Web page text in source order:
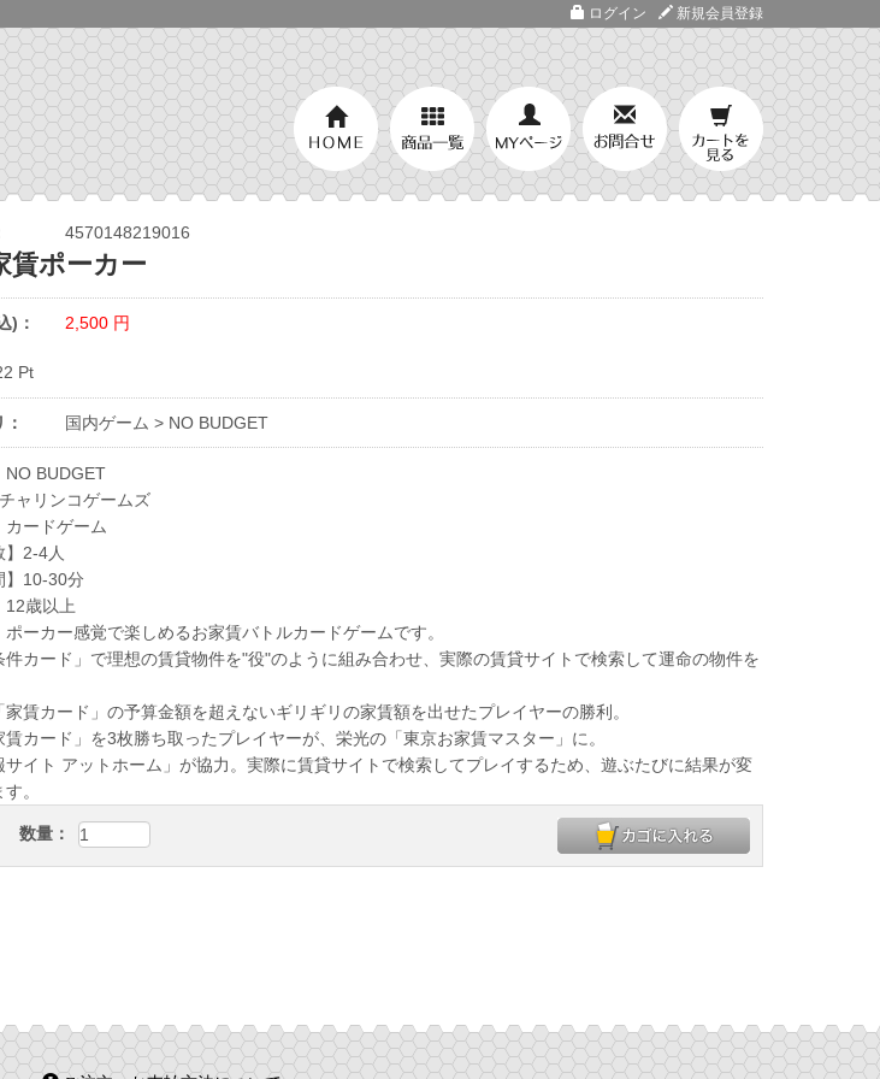
ログイン 新規会員登録
4570148219016
賃ポーカー
)： 2,500 円
Pt
国内ゲーム > NO BUDGET
NO BUDGET
ャリンコゲームズ
カードゲーム
】2-4人
】10-30分
12歳以上
ポーカー感覚で楽しめるお家賃バトルカードゲームです。
カード」で理想の賃貸物件を"役"のように組み合わせ、実際の賃貸サイトで検索して運命の物件を
賃カード」の予算金額を超えないギリギリの家賃額を出せたプレイヤーの勝利。
カード」を3枚勝ち取ったプレイヤーが、栄光の「東京お家賃マスター」に。
サイト アットホーム」が協力。実際に賃貸サイトで検索してプレイするため、遊ぶたびに結果が変
。
数量：